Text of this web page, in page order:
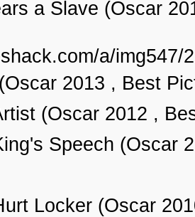
a Slave (Oscar
a/img547/
2013 , Best
(Oscar 2012 ,
Speech (Oscar
Locker (Oscar